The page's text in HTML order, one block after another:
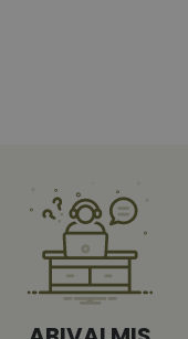
küpsiste
selleks, et Cookie-
See on